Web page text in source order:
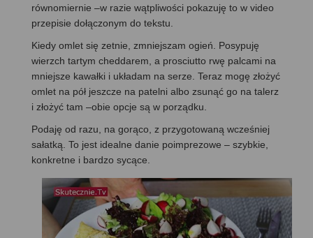
równomiernie –w razie wątpliwości pokazuję to w video
przepisie dołączonym do tekstu.
Kiedy omlet się zetnie, zmniejszam ogień. Posypuję
wierzch tartym cheddarem, a prosciutto rwę palcami na
mniejsze kawałki i układam na serze. Teraz mogę złożyć
omlet na pół jeszcze na patelni albo zsunąć go na talerz
i złożyć tam –obie opcje są w porządku.
Podaję od razu, na gorąco, z przygotowaną wcześniej
sałatką. To jest idealne danie poimprezowe – szybkie,
konkretne i bardzo sycące.